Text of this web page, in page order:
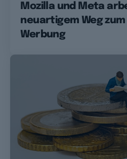
Mozilla und Meta
neuartigem Weg
Werbung